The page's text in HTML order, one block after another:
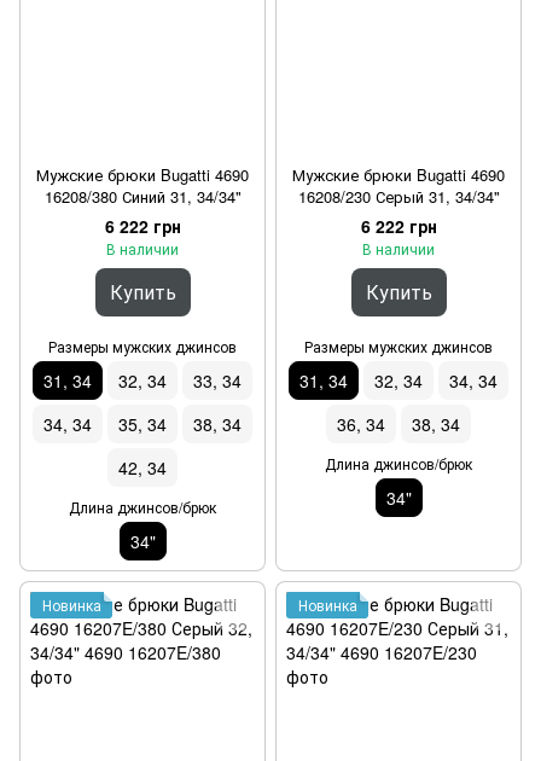
Мужские брюки Bugatti 4690
16208/380 Синий 31, 34/34"
6 222 грн
В наличии
Купить
Размеры мужских джинсов
31, 34 32, 34
33, 34
34, 34
35, 34
38, 34
42, 34
Длина джинсов/брюк
34"
Мужские брюки Bugatti 4690
16208/230 Серый 31, 34/34"
6 222 грн
В наличии
Купить
Размеры мужских джинсов
31, 34 32, 34
34, 34
36, 34
38, 34
Длина джинсов/брюк
34"
Новинка Новинка